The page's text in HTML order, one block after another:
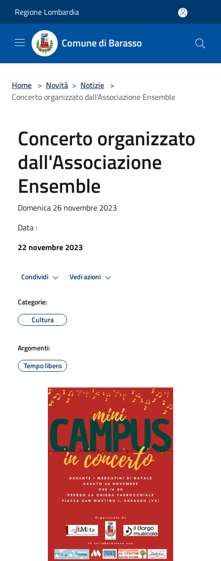
Regione Lombardia
Comune di Barasso
Home > Novità > Notizie >
Concerto organizzato dall'Associazione Ensemble
Concerto organizzato
dall'Associazione
Ensemble
Domenica 26 novembre 2023
Data :
22 novembre 2023
Condividi Vedi azioni
Categorie:
Cultura
Argomenti:
Tempo libero